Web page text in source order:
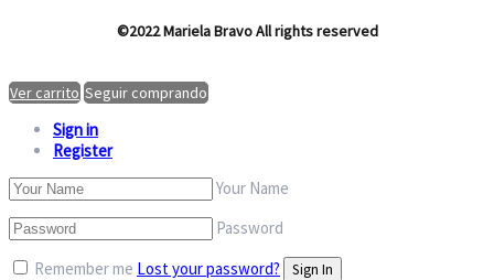
©2022 Mariela Bravo All rights reserved
Ver carrito Seguir comprando
Sign in
Register
Your Name
Password
Remember me Lost your password?